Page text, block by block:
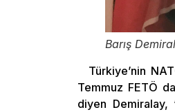
Barış
Türkiye’nin
Temmuz FETÖ
diyen Demiralay,